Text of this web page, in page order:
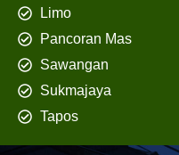
Limo
Pancoran Mas
Sawangan
Sukmajaya
Tapos